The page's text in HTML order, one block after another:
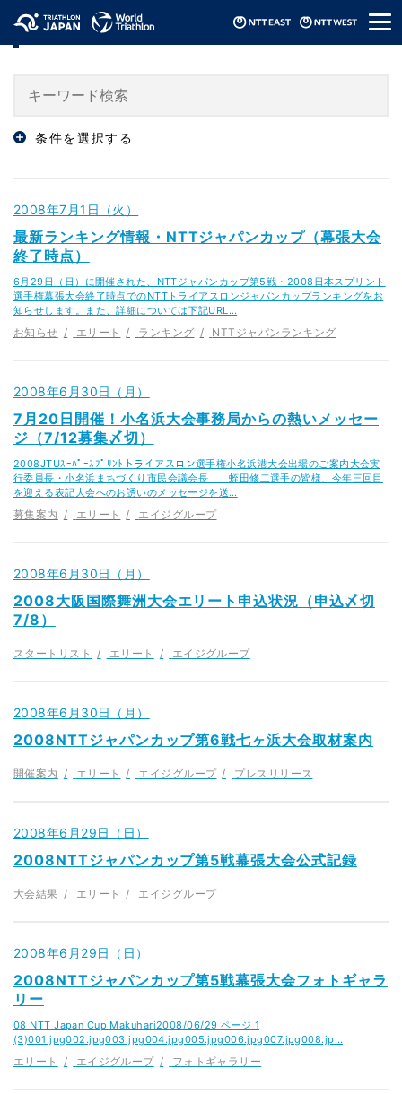
メ
ニ
ニュース / News
条件を選択する
2008年7月1日（火）
最新ランキング情報・NTTジャパンカップ（幕張大会
終了時点）
6月29日（日）に開催された、NTTジャパンカップ第5戦・2008日本スプリント
選手権幕張大会終了時点でのNTTトライアスロンジャパンカップランキングをお
知らせします。また、詳細については下記URL…
お知らせ エリート ランキング NTTジャパンランキング
2008年6月30日（月）
7月20日開催！小名浜大会事務局からの熱いメッセー
ジ（7/12募集〆切）
2008JTUｽｰﾊﾟｰｽﾌﾟﾘﾝﾄトライアスロン選手権小名浜港大会出場のご案内大会実
行委員長・小名浜まちづくり市民会議会長 蛭田修二選手の皆様、今年三回目
を迎える表記大会へのお誘いのメッセージを送…
募集案内 エリート エイジグループ
2008年6月30日（月）
2008大阪国際舞洲大会エリート申込状況（申込〆切
7/8）
スタートリスト エリート エイジグループ
2008年6月30日（月）
2008NTTジャパンカップ第6戦七ヶ浜大会取材案内
開催案内 エリート エイジグループ プレスリリース
2008年6月29日（日）
2008NTTジャパンカップ第5戦幕張大会公式記録
大会結果 エリート エイジグループ
2008年6月29日（日）
2008NTTジャパンカップ第5戦幕張大会フォトギャラ
リー
08 NTT Japan Cup Makuhari2008/06/29 ページ 1
(3)001.jpg002.jpg003.jpg004.jpg005.jpg006.jpg007.jpg008.jp…
エリート エイジグループ フォトギャラリー